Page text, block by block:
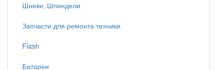
Шнеки, Шпиндели
Запчасти для ремонта техники
Flash
Батареи